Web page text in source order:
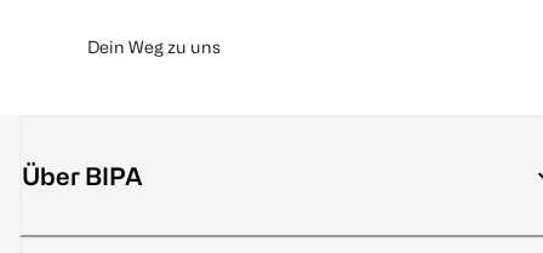
Dein Weg zu uns
Über BIPA